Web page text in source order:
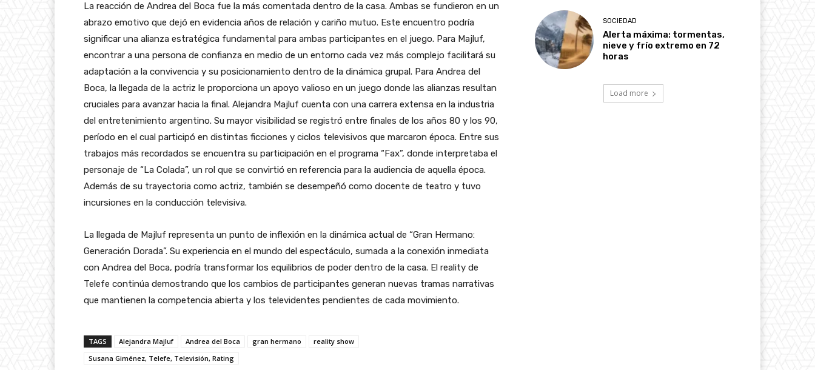
La reacción de Andrea del Boca fue la más comentada dentro de la casa. Ambas se fundieron en un
abrazo emotivo que dejó en evidencia años de relación y cariño mutuo. Este encuentro podría
significar una alianza estratégica fundamental para ambas participantes en el juego. Para Majluf,
encontrar a una persona de confianza en medio de un entorno cada vez más complejo facilitará su
adaptación a la convivencia y su posicionamiento dentro de la dinámica grupal. Para Andrea del
Boca, la llegada de la actriz le proporciona un apoyo valioso en un juego donde las alianzas resultan
cruciales para avanzar hacia la final. Alejandra Majluf cuenta con una carrera extensa en la industria
del entretenimiento argentino. Su mayor visibilidad se registró entre finales de los años 80 y los 90,
período en el cual participó en distintas ficciones y ciclos televisivos que marcaron época. Entre sus
trabajos más recordados se encuentra su participación en el programa “Fax”, donde interpretaba el
personaje de “La Colada”, un rol que se convirtió en referencia para la audiencia de aquella época.
Además de su trayectoria como actriz, también se desempeñó como docente de teatro y tuvo
incursiones en la conducción televisiva.
La llegada de Majluf representa un punto de inflexión en la dinámica actual de “Gran Hermano:
Generación Dorada”. Su experiencia en el mundo del espectáculo, sumada a la conexión inmediata
con Andrea del Boca, podría transformar los equilibrios de poder dentro de la casa. El reality de
Telefe continúa demostrando que los cambios de participantes generan nuevas tramas narrativas
que mantienen la competencia abierta y los televidentes pendientes de cada movimiento.
TAGS Alejandra Majluf Andrea del Boca gran hermano
reality show
Susana Giménez, Telefe, Televisión, Rating
SOCIEDAD
Alerta máxima: tormentas,
nieve y frío extremo en 72
horas
Load more